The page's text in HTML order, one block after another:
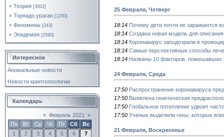
Теория [3502]
Торнадо,ураган [1200]
Феномены [243]
Эпидемия [2590]
Интересное
Аномальные новости
Новости криптозоологии
Календарь
« Февраль 2021
»
Пн
Вт Ср Чт Пт Сб
Вс
1
2 3 4 5 6
7
25 Февраля, Четверг
18:14 Почему дети почти не заражаются
18:14 Создана новая модель для
18:14 Коронавирус заподозрили в
18:14 Самые перспективные способы
18:14 Названы 10 факторов, помешавших
24 Февраля, Среда
17:50 Распространение коронавируса
17:50 Выявлена генетическая
17:50 Глобальное потепление удвоит
17:50 Ученые выделили гены, которые
21 Февраля, Воскресенье